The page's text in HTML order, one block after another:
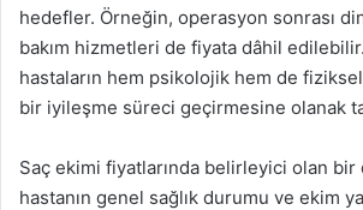
hedefler. Örneğin, operasyon sonrası
bakım hizmetleri de fiyata dâhil
hastaların hem psikolojik hem de
bir iyileşme süreci geçirmesine olanak
Saç ekimi fiyatlarında belirleyici olan
hastanın genel sağlık durumu ve ekim